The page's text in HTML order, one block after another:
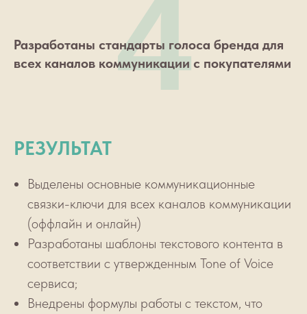
Разработаны стандарты голоса бренда для
всех каналов коммуникации с покупателями
4
РЕЗУЛЬТАТ
Выделены основные коммуникационные
связки-ключи для всех каналов коммуникации
(оффлайн и онлайн)
Разработаны шаблоны текстового контента в
соответствии с утвержденным Tone of Voice
сервиса;
Внедрены формулы работы с текстом, что